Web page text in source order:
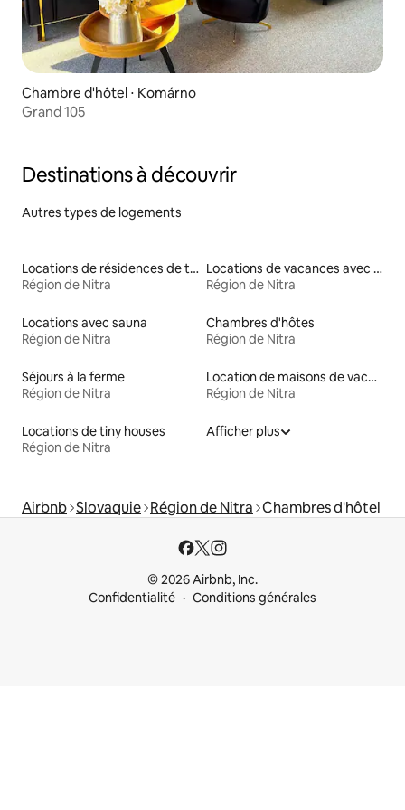
Chambre d'hôtel ⋅ Komárno
Grand 105
Destinations à découvrir
Autres types de logements
Locations de résidences de tourisme
Région de Nitra
Locations de vacances avec piscine
Région de Nitra
Locations avec sauna
Région de Nitra
Chambres d'hôtes
Région de Nitra
Séjours à la ferme
Région de Nitra
Location de maisons de vacances
Région de Nitra
Locations de tiny houses
Région de Nitra
Afficher plus
Airbnb Slovaquie Région de Nitra Chambres d'hôtel
© 2026 Airbnb, Inc.
Confidentialité
Conditions générales